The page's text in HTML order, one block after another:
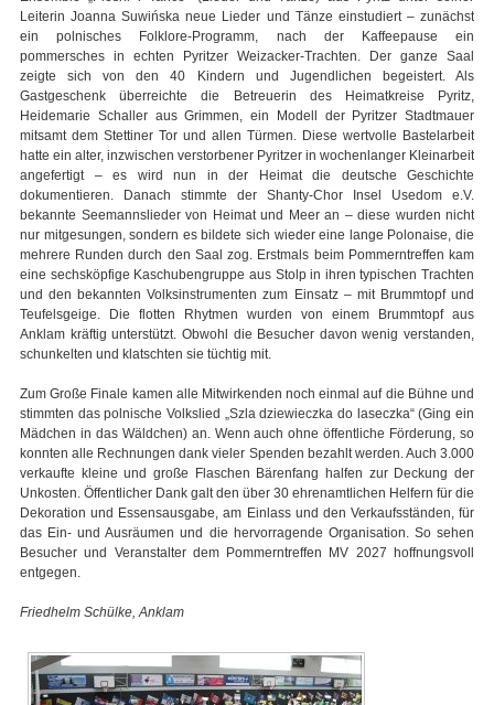
Leiterin Joanna Suwińska neue Lieder und Tänze einstudiert – zunächst
ein polnisches Folklore-Programm, nach der Kaffeepause ein
pommersches in echten Pyritzer Weizacker-Trachten. Der ganze Saal
zeigte sich von den 40 Kindern und Jugendlichen begeistert. Als
Gastgeschenk überreichte die Betreuerin des Heimatkreise Pyritz,
Heidemarie Schaller aus Grimmen, ein Modell der Pyritzer Stadtmauer
mitsamt dem Stettiner Tor und allen Türmen. Diese wertvolle Bastelarbeit
hatte ein alter, inzwischen verstorbener Pyritzer in wochenlanger Kleinarbeit
angefertigt – es wird nun in der Heimat die deutsche Geschichte
dokumentieren. Danach stimmte der Shanty-Chor Insel Usedom e.V.
bekannte Seemannslieder von Heimat und Meer an – diese wurden nicht
nur mitgesungen, sondern es bildete sich wieder eine lange Polonaise, die
mehrere Runden durch den Saal zog. Erstmals beim Pommerntreffen kam
eine sechsköpfige Kaschubengruppe aus Stolp in ihren typischen Trachten
und den bekannten Volksinstrumenten zum Einsatz – mit Brummtopf und
Teufelsgeige. Die flotten Rhytmen wurden von einem Brummtopf aus
Anklam kräftig unterstützt. Obwohl die Besucher davon wenig verstanden,
schunkelten und klatschten sie tüchtig mit.
Zum Große Finale kamen alle Mitwirkenden noch einmal auf die Bühne und
stimmten das polnische Volkslied „Szla dziewieczka do laseczka“ (Ging ein
Mädchen in das Wäldchen) an. Wenn auch ohne öffentliche Förderung, so
konnten alle Rechnungen dank vieler Spenden bezahlt werden. Auch 3.000
verkaufte kleine und große Flaschen Bärenfang halfen zur Deckung der
Unkosten. Öffentlicher Dank galt den über 30 ehrenamtlichen Helfern für die
Dekoration und Essensausgabe, am Einlass und den Verkaufsständen, für
das Ein- und Ausräumen und die hervorragende Organisation. So sehen
Besucher und Veranstalter dem Pommerntreffen MV 2027 hoffnungsvoll
entgegen.
Friedhelm Schülke, Anklam